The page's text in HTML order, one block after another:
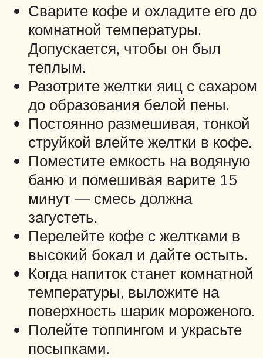
Сварите кофе и охладите его до
комнатной температуры.
Допускается, чтобы он был
теплым.
Разотрите желтки яиц с сахаром
до образования белой пены.
Постоянно размешивая, тонкой
струйкой влейте желтки в кофе.
Поместите емкость на водяную
баню и помешивая варите 15
минут — смесь должна
загустеть.
Перелейте кофе с желтками в
высокий бокал и дайте остыть.
Когда напиток станет комнатной
температуры, выложите на
поверхность шарик мороженого.
Полейте топпингом и украсьте
посыпками.